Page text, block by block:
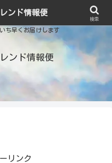
ち早くお届けします
ンド情報便
リンク
ンド情報便
検索